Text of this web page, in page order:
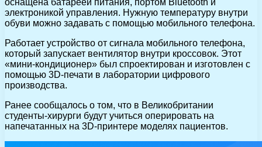
электроникой управления. Нужную температуру внутри
обуви можно задавать с помощью мобильного телефона.
Работает устройство от сигнала мобильного телефона,
который запускает вентилятор внутри кроссовок. Этот
«мини-кондиционер» был спроектирован и изготовлен с
помощью 3D-печати в лаборатории цифрового
производства.
Ранее сообщалось о том, что в Великобритании
студенты-хирурги будут учиться оперировать на
напечатанных на 3D-принтере моделях пациентов.